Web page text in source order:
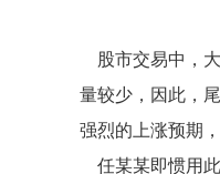
水件系
股市交易中，
量较少，因此，
强烈的上涨预期
任某某即惯用此